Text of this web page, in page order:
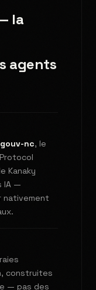
la
agents
nc, le
Kanaky
IA —
nativement
construites
— pas des